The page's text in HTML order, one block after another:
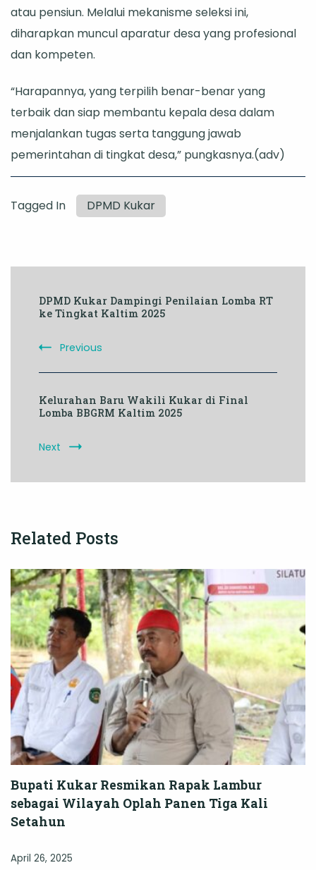
atau pensiun. Melalui mekanisme seleksi ini,
diharapkan muncul aparatur desa yang profesional
dan kompeten.
“Harapannya, yang terpilih benar-benar yang
terbaik dan siap membantu kepala desa dalam
menjalankan tugas serta tanggung jawab
pemerintahan di tingkat desa,” pungkasnya.(adv)
Tagged In DPMD Kukar
Navigation
DPMD Kukar Dampingi Penilaian Lomba RT
ke Tingkat Kaltim 2025
Previous
Kelurahan Baru Wakili Kukar di Final
Lomba BBGRM Kaltim 2025
Next
Related Posts
Bupati Kukar Resmikan Rapak Lambur
sebagai Wilayah Oplah Panen Tiga Kali
Setahun
April 26, 2025